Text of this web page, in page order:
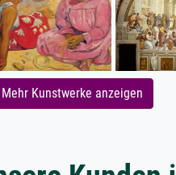
Mehr Kunstwerke anzeigen